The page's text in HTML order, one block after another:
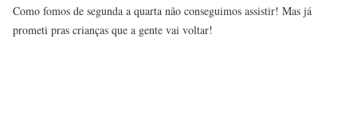
Como fomos de segunda a quarta não conseguimos assistir! Mas já
prometi pras crianças que a gente vai voltar!